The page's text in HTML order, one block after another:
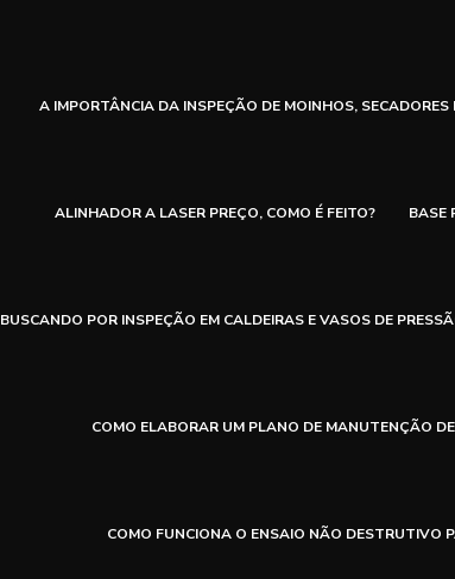
A IMPORTÂNCIA DA INSPEÇÃO DE MOINHOS, SECADORES
ALINHADOR A LASER PREÇO, COMO É FEITO? BASE
BUSCANDO POR INSPEÇÃO EM CALDEIRAS E VASOS DE
COMO ELABORAR UM PLANO DE MANUTENÇÃO
COMO FUNCIONA O ENSAIO NÃO DESTRUTIVO